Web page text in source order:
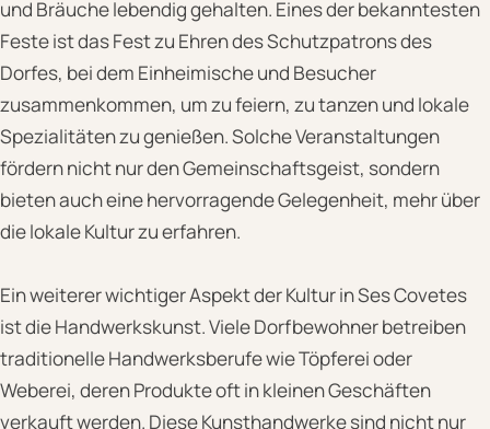
und Bräuche lebendig gehalten. Eines der bekanntesten
Feste ist das Fest zu Ehren des Schutzpatrons des
Dorfes, bei dem Einheimische und Besucher
zusammenkommen, um zu feiern, zu tanzen und lokale
Spezialitäten zu genießen. Solche Veranstaltungen
fördern nicht nur den Gemeinschaftsgeist, sondern
bieten auch eine hervorragende Gelegenheit, mehr über
die lokale Kultur zu erfahren.
Ein weiterer wichtiger Aspekt der Kultur in Ses Covetes
ist die Handwerkskunst. Viele Dorfbewohner betreiben
traditionelle Handwerksberufe wie Töpferei oder
Weberei, deren Produkte oft in kleinen Geschäften
verkauft werden. Diese Kunsthandwerke sind nicht nur